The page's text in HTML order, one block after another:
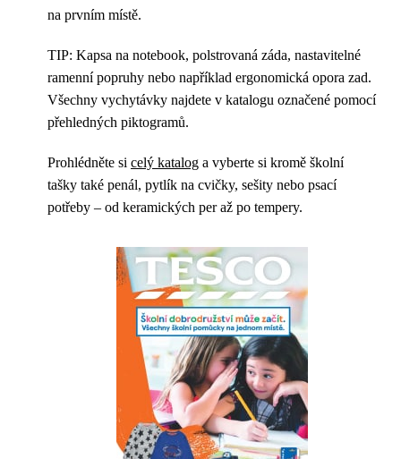
na prvním místě.
TIP: Kapsa na notebook, polstrovaná záda, nastavitelné
ramenní popruhy nebo například ergonomická opora zad.
Všechny vychytávky najdete v katalogu označené pomocí
přehledných piktogramů.
Prohlédněte si celý katalog a vyberte si kromě školní
tašky také penál, pytlík na cvičky, sešity nebo psací
potřeby – od keramických per až po tempery.